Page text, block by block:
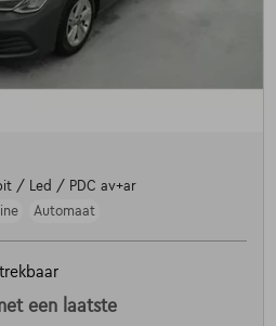
/ Led / PDC av+ar
Automaat
een laatste